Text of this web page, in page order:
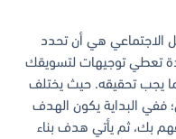
الاجتماعي هي أن تحدد
تعطي توجيهات لتسويقك
يجب تحقيقه. حيث يختلف
البداية يكون الهدف
بك، ثم يأتي هدف بناء